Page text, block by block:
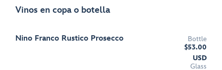
Vinos en copa o botella
Nino Franco Rustico Prosecco
Bottle
$53.00
USD
Glass